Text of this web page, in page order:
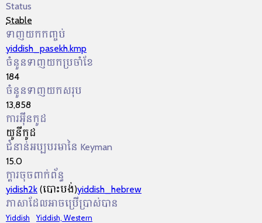
Status
Stable
ទាញយកកញ្ចប់
yiddish_pasekh.kmp
ចំនួនទាញយកប្រចាំខែ
184
ចំនួនទាញយកសរុប
13,858
ការអ៊ីនកូដ
យូនីកូដ
ជំនាន់អប្បបរមានៃ Keyman
15.0
ក្ដារចុចពាក់ព័ន្ធ
yidish2k (បោះបង់)yiddish_hebrew
ភាសាដែលអាចប្រើប្រាស់បាន
Yiddish Yiddish, Western